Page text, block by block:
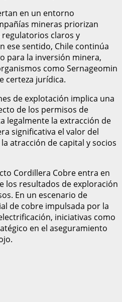
en un entorno
mineras priorizan
claros y
ese sentido, Chile continúa
para la inversión minera,
como Sernageomin
certeza jurídica.
de explotación implica una
de los permisos de
legalmente la extracción de
significativa el valor del
atracción de capital y socios
Cordillera Cobre entra en
los resultados de exploración
En un escenario de
de cobre impulsada por la
iniciativas como
en el aseguramiento